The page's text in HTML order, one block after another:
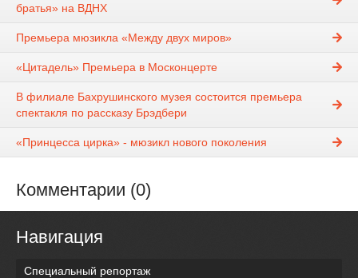
братья» на ВДНХ
Премьера мюзикла «Между двух миров»
«Цитадель» Премьера в Москонцерте
В филиале Бахрушинского музея состоится премьера
спектакля по рассказу Брэдбери
«Принцесса цирка» - мюзикл нового поколения
Комментарии (0)
Навигация
Специальный репортаж